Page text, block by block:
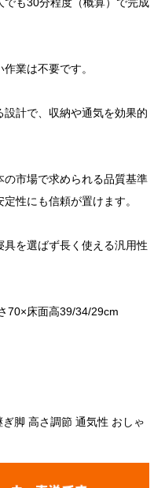
業は不要です。
計で、収納や通気を効果的
市場で求められる品質基準
性にも信頼が置けます。
を選ばず長く使える汎用性
70×床面高39/34/29cm
ぎ脚 高さ調節 通気性 おしゃ